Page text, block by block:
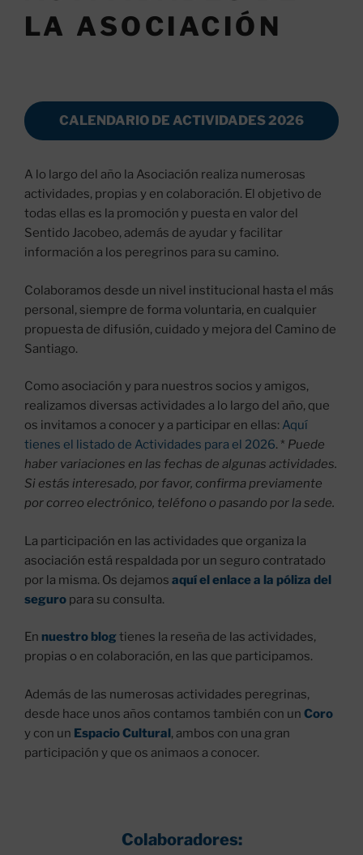
LA ASOCIACIÓN
CALENDARIO DE ACTIVIDADES 2026
A lo largo del año la Asociación realiza numerosas
actividades, propias y en colaboración. El objetivo de
todas ellas es la promoción y puesta en valor del
Sentido Jacobeo, además de ayudar y facilitar
información a los peregrinos para su camino.
Colaboramos desde un nivel institucional hasta el más
personal, siempre de forma voluntaria, en cualquier
propuesta de difusión, cuidado y mejora del Camino de
Santiago.
Como asociación y para nuestros socios y amigos,
realizamos diversas actividades a lo largo del año, que
os invitamos a conocer y a participar en ellas: Aquí
tienes el listado de Actividades para el 2026. * Puede
haber variaciones en las fechas de algunas actividades.
Si estás interesado, por favor, confirma previamente
por correo electrónico, teléfono o pasando por la sede.
La participación en las actividades que organiza la
asociación está respaldada por un seguro contratado
por la misma. Os dejamos aquí el enlace a la póliza del
seguro para su consulta.
En nuestro blogtienes la reseña de las actividades,
propias o en colaboración, en las que participamos.
Además de las numerosas actividades peregrinas,
desde hace unos años contamos también con un Coro
y con un Espacio Cultural, ambos con una gran
participación y que os animaos a conocer.
Colaboradores: